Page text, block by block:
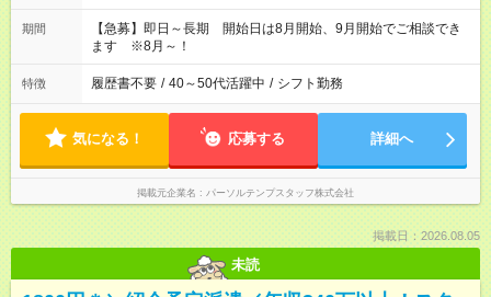
定例会は9:15～17:15勤務
期間
【急募】即日～長期 開始日は8月開始、9月開始でご相談でき
ます ※8月～！
特徴 履歴書不要 / 40～50代活躍中 / シフト勤務
気になる！ 応募する 詳細へ
掲載元企業名 パーソルテンプスタッフ株式会社
掲載日：2026.08.05
未読